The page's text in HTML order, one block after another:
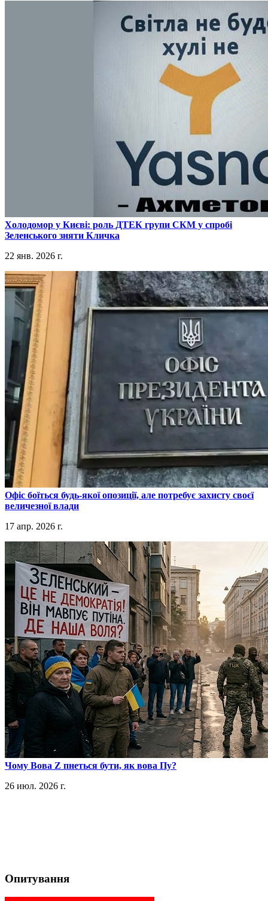
​Холодомор у Києві: роль ДТЕК групи СКМ у спробі
Зеленського зняти Кличка
22 янв. 2026 г.
​Офіс боїться будь-якої опозиції, але потребує захисту своєї
величезної влади
17 апр. 2026 г.
​Чому Вова Z пнеться бути, як вова Пу?
26 июл. 2026 г.
Опитування